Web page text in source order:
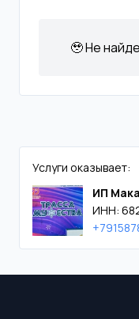
🥹 Не
Услуги оказывает:
ИП
ИНН: